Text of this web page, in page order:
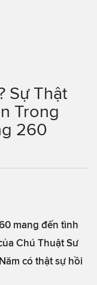
Sự Thật
Trong
260
mang đến tình
Chú Thuật Sư
có thật sự hồi